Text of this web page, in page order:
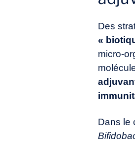
Des
«
micro-
Dans le